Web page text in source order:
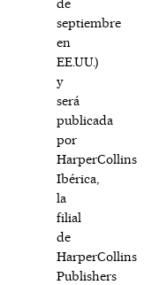
de
septiembre
en
EE.UU.)
y
será
publicada
por
HarperCollins
Ibérica,
la
filial
de
HarperCollins
Publishers